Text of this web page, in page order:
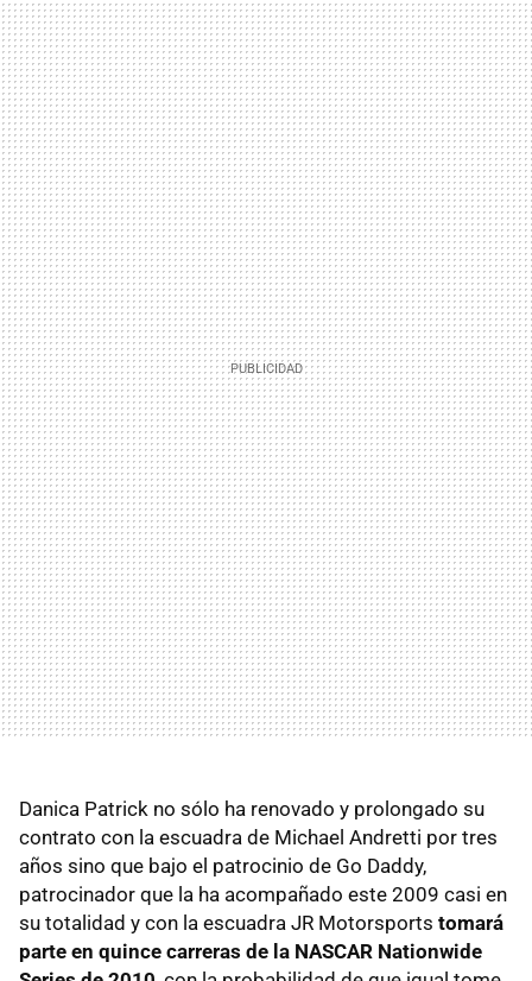
Danica Patrick no sólo ha renovado y prolongado su
contrato con la escuadra de Michael Andretti por tres
años sino que bajo el patrocinio de Go Daddy,
patrocinador que la ha acompañado este 2009 casi en
su totalidad y con la escuadra JR Motorsports tomará
parte en quince carreras de la NASCAR Nationwide